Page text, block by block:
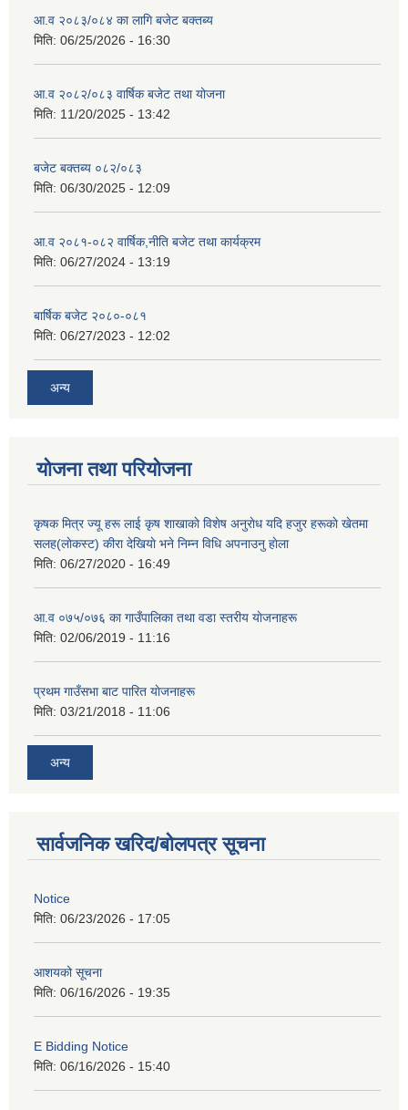
आ.व २०८३/०८४ का लागि बजेट बक्तब्य
मिति: 06/25/2026 - 16:30
आ.व २०८२/०८३ वार्षिक बजेट तथा योजना
मिति: 11/20/2025 - 13:42
बजेट बक्तब्य ०८२/०८३
मिति: 06/30/2025 - 12:09
आ.व २०८१-०८२ वार्षिक,नीति बजेट तथा कार्यक्रम
मिति: 06/27/2024 - 13:19
बार्षिक बजेट २०८०-०८१
मिति: 06/27/2023 - 12:02
अन्य
योजना तथा परियोजना
कृषक मित्र ज्यू हरू लाई कृष शाखाकाे विशेष अनुराेध यदि हजुर हरूकाे खेतमा
सलह(लाेकस्ट) कीरा देखियाे भने निम्न विधि अपनाउनु हाेला
मिति: 06/27/2020 - 16:49
आ‍.व ०७५/०७६ का गाउँपालिका तथा वडा स्तरीय याेजनाहरू
मिति: 02/06/2019 - 11:16
प्रथम गाउँसभा बाट पारित याेजनाहरू
मिति: 03/21/2018 - 11:06
अन्य
सार्वजनिक खरिद/बोलपत्र सूचना
Notice
मिति: 06/23/2026 - 17:05
आशयको सूचना
मिति: 06/16/2026 - 19:35
E Bidding Notice
मिति: 06/16/2026 - 15:40